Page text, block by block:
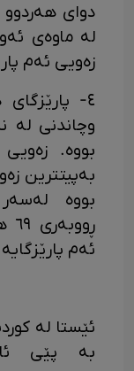
دوای هەردوو
زەویی ئەم
٤-
بووە.
بەپیتترین
بووە
ئەم
ئێستا لە
بە پێی